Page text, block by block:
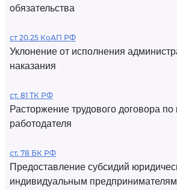
обязательства
ст 20.25 КоАП РФ
Уклонение от исполнения
наказания
ст. 81 ТК РФ
Расторжение трудового договора
работодателя
ст. 78 БК РФ
Предоставление субсидий
индивидуальным